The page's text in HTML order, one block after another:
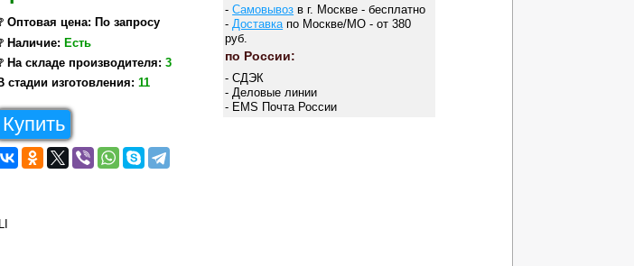
Оптовая цена: По запросу
Наличие: Есть
На складе производителя: 3
стадии изготовления: 11
Купить
-Самовывоз в г. Москве - бесплатно
- Доставка по Москве/МО - от 380
руб.
по России:
- СДЭК
- Деловые линии
- EMS Почта России